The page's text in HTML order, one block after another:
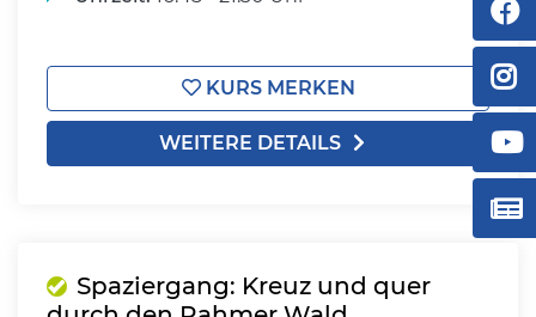
KURS MERKEN
WEITERE DETAILS
Spaziergang: Kreuz und quer